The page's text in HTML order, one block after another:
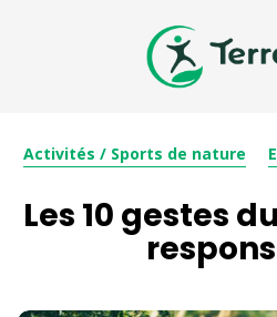
Activités / Sports de nature
Les 10 gestes